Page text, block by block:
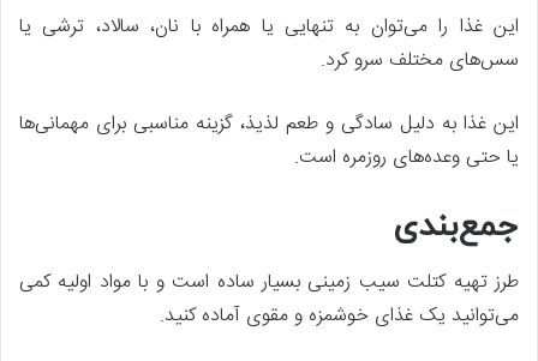
این غذا را می‌توان به تنهایی یا همراه با نان، سالاد، ترشی یا
سس‌های مختلف سرو کرد.
این غذا به دلیل سادگی و طعم لذیذ، گزینه مناسبی برای مهمانی‌ها
یا حتی وعده‌های روزمره است.
جمع‌بندی
طرز تهیه کتلت سیب زمینی بسیار ساده است و با مواد اولیه کمی
می‌توانید یک غذای خوشمزه و مقوی آماده کنید.